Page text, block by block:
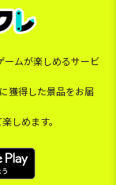
ームが楽しめるサービ
獲得した景品をお届
しめます。